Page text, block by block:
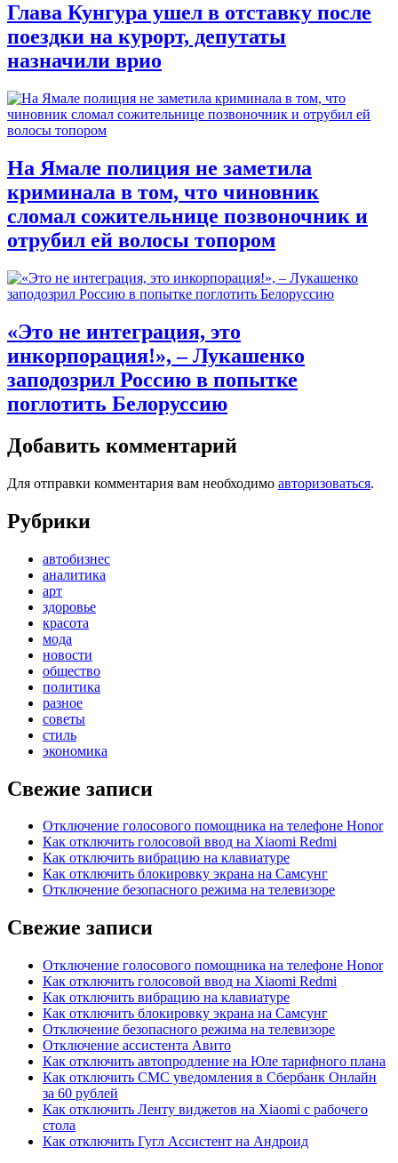
Глава Кунгура ушел в отставку после
поездки на курорт, депутаты
назначили врио
На Ямале полиция не заметила
криминала в том, что чиновник
сломал сожительнице позвоночник и
отрубил ей волосы топором
«Это не интеграция, это
инкорпорация!», – Лукашенко
заподозрил Россию в попытке
поглотить Белоруссию
Добавить комментарий
Для отправки комментария вам необходимо авторизоваться.
Рубрики
автобизнес
аналитика
арт
здоровье
красота
мода
новости
общество
политика
разное
советы
стиль
экономика
Свежие записи
Отключение голосового помощника на телефоне Honor
Как отключить голосовой ввод на Xiaomi Redmi
Как отключить вибрацию на клавиатуре
Как отключить блокировку экрана на Самсунг
Отключение безопасного режима на телевизоре
Свежие записи
Отключение голосового помощника на телефоне Honor
Как отключить голосовой ввод на Xiaomi Redmi
Как отключить вибрацию на клавиатуре
Как отключить блокировку экрана на Самсунг
Отключение безопасного режима на телевизоре
Отключение ассистента Авито
Как отключить автопродление на Юле тарифного плана
Как отключить СМС уведомления в Сбербанк Онлайн
за 60 рублей
Как отключить Ленту виджетов на Xiaomi с рабочего
стола
Как отключить Гугл Ассистент на Андроид